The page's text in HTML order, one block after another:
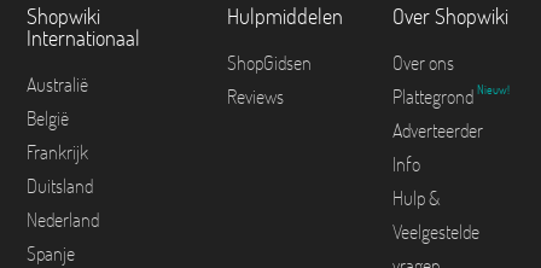
Shopwiki
Internationaal
Australië
België
Frankrijk
Duitsland
Nederland
Spanje
Hulpmiddelen
ShopGidsen
Reviews
Over Shopwiki
Over ons
Plattegrond Nieuw!
Adverteerder
Info
Hulp &
Veelgestelde